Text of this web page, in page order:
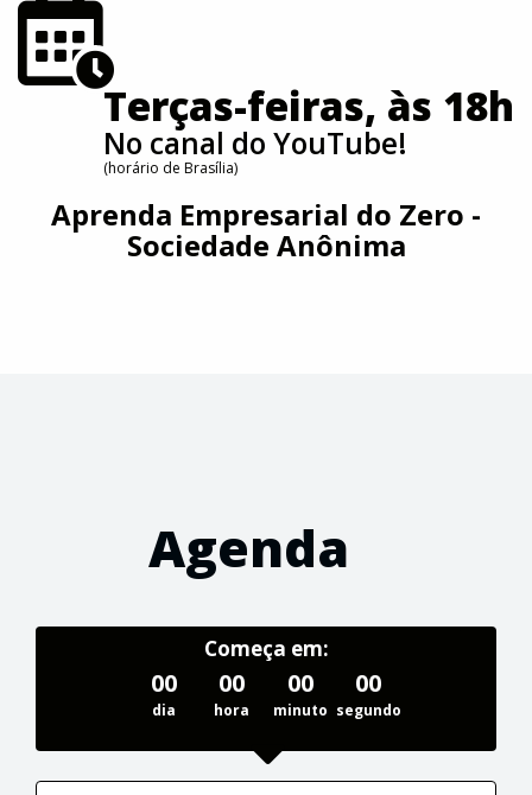
Terças-feiras, às 18h
No canal do YouTube!
(horário de Brasília)
Aprenda Empresarial do Zero -
Sociedade Anônima
Agenda
Começa em:
00
dia
00
hora
00
minuto
00
segundo